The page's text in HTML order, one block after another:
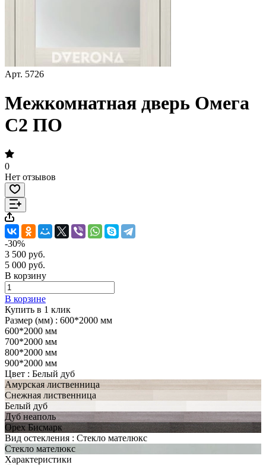
Арт. 5726
Межкомнатная дверь Омега
С2 ПО
0
Нет отзывов
-30%
3 500 руб.
5 000 руб.
В корзину
В корзине
Купить в 1 клик
Размер (мм) : 600*2000 мм
600*2000 мм
700*2000 мм
800*2000 мм
900*2000 мм
Цвет : Белый дуб
Амурская лиственница
Снежная лиственница
Белый дуб
Дуб неаполь
Орех Бисмарк
Вид остекления : Стекло мателюкс
Стекло мателюкс
Характеристики